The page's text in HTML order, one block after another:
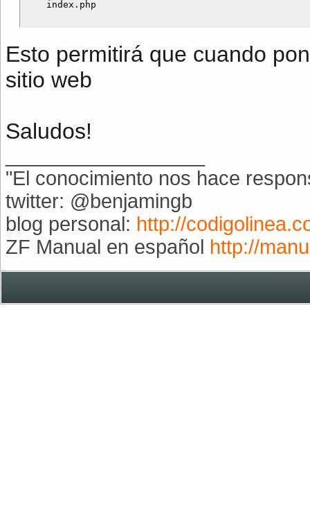
Esto permitirá que cuando
sitio web
Saludos!
"El conocimiento nos hace
twitter: @benjamingb
blog personal: http://
ZF Manual en español http://